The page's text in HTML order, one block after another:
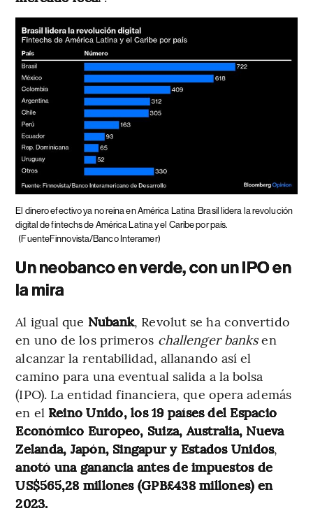
El dinero efectivo ya no reina en América Latina Brasil lidera la revolución
digital de fintechs de América Latina y el Caribe por país.
(FuenteFinnovista/Banco Interamer)
Un neobanco en verde, con un IPO en
la mira
Al igual que Nubank, Revolut se ha convertido
en uno de los primeros challenger banksen
alcanzar la rentabilidad, allanando así el
camino para una eventual salida a la bolsa
(IPO). La entidad financiera, que opera además
en el Reino Unido, los 19 países del Espacio
Económico Europeo, Suiza, Australia, Nueva
Zelanda, Japón, Singapur y Estados Unidos,
anotó una ganancia antes de impuestos de
US$565,28 millones (GPB£438 millones) en
2023.